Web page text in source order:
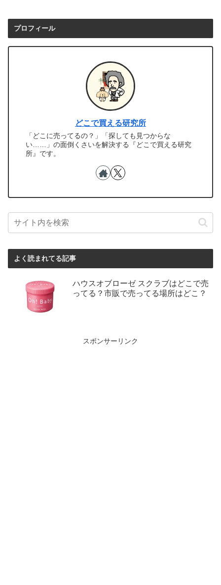
プロフィール
どこで買える研究所
「どこに売ってるの？」「探しても見つからな
い……」の面倒くさいを解決する『どこで買える研究
所』です。
よく読まれてる記事
ハウスオブローゼ スクラブはどこで売
ってる？市販で売ってる場所はどこ？
スポンサーリンク